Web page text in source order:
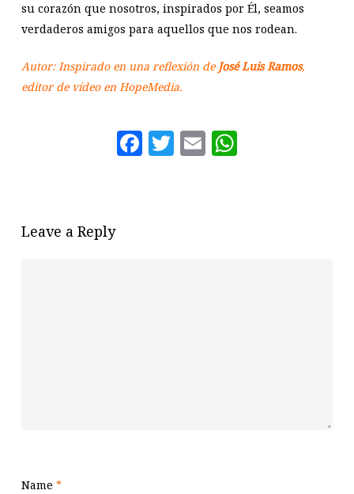
su corazón que nosotros, inspirados por Él, seamos
verdaderos amigos para aquellos que nos rodean.
Autor: Inspirado en una reflexión de José Luis Ramos,
editor de vídeo en HopeMedia.
Facebook
Twitter
Email
Leave a Reply
Name *